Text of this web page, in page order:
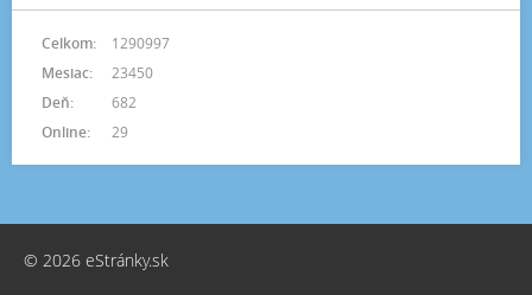
Online: 29
Celkom:
1290997
Mesiac:
23450
Deň:
682
© 2026 eStránky.sk